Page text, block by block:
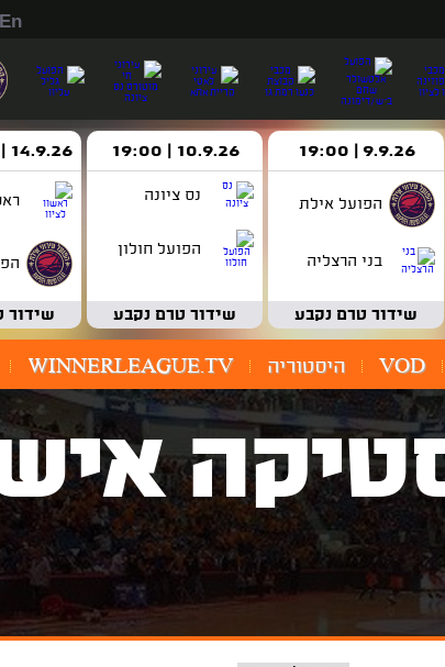
En
9.9.26 | 19:00
הפועל אילת
בני הרצליה
שידור טרם נקבע
10.9.26 | 19:00
נס ציונה
הפועל חולון
שידור טרם נקבע
14.9.26 | טרם נקבע
שידור
VOD היסטוריה WINNERLEAGUE.TV